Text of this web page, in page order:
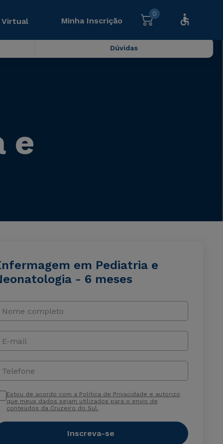
Virtual Minha Inscrição
0
Dúvidas
e
em Pediatria e
- 6 meses
Nome completo
E-mail
Telefone
Estou de acordo com a Política de Privacidade e autorizo
que meus dados sejam utilizados para o envio de
conteúdos da Cruzeiro do Sul.
Inscreva-se